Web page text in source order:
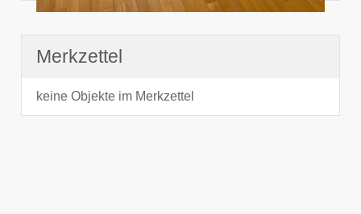
Merkzettel
keine Objekte im Merkzettel